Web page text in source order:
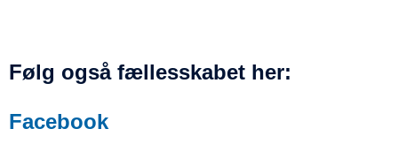
Følg også fællesskabet her:
Facebook